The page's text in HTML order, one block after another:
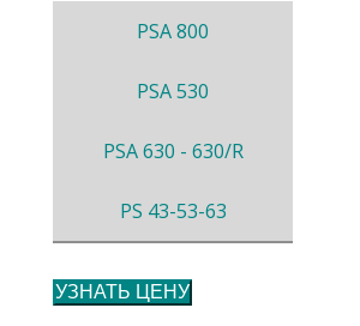
PSA 800
PSA 530
PSA 630 - 630/R
PS 43-53-63
УЗНАТЬ ЦЕНУ